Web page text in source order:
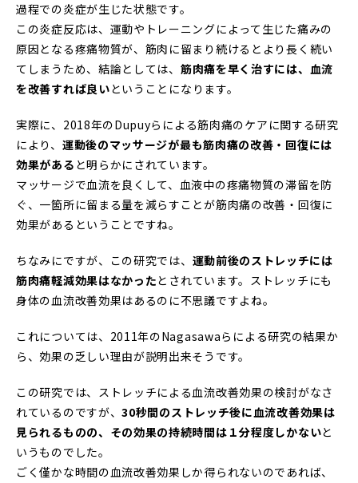
過程での炎症が生じた状態です。
この炎症反応は、運動やトレーニングによって生じた痛みの
原因となる疼痛物質が、筋肉に留まり続けるとより長く続い
てしまうため、結論としては、 筋肉痛を早く治すには、血流
を改善すれば良いということになります。
実際に、2018年のDupuyらによる筋肉痛のケアに関する研究
により、 運動後のマッサージが最も筋肉痛の改善・回復には
効果がある と明らかにされています。
マッサージで血流を良くして、血液中の疼痛物質の滞留を防
ぐ、一箇所に留まる量を減らすことが筋肉痛の改善・回復に
効果があるということですね。
ちなみにですが、この研究では、 運動前後のストレッチには
筋肉痛軽減効果はなかったとされています。ストレッチにも
身体の血流改善効果はあるのに不思議ですよね。
これについては、2011年のNagasawaらによる研究の結果か
ら、効果の乏しい理由が説明出来そうです。
この研究では、ストレッチによる血流改善効果の検討がなさ
れているのですが、30秒間のストレッチ後に血流改善効果は
見られるものの、その効果の持続時間は１分程度しかないと
いうものでした。
ごく僅かな時間の血流改善効果しか得られないのであれば、